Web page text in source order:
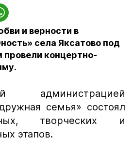
и верности в
села Яксатово под
концертно-
администрацией
семья» состоял
творческих и
этапов.